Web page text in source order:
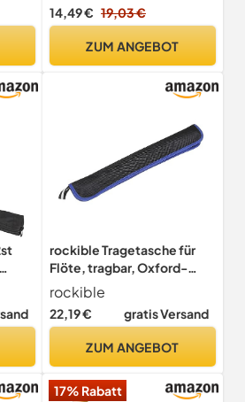
Piccoloflöte Leichtes Etui
26.00 X 10.00 X 6.00 Cm
14,49 € 19,03 €
ZUM ANGEBOT
rockible Tragetasche für
Flöte, tragbar, Oxford-
Stoff, Tasche für vertikale
Flöte, Geschenktasche für
Blockflöten, Schwarz Blau
rockible
22,19 € gratis Versand
ZUM ANGEBOT
17% Rabatt